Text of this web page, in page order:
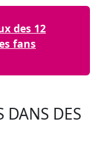
des 12
fans
DANS DES